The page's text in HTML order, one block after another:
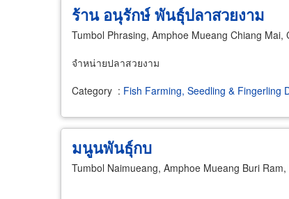
ร้าน อนุรักษ์ พันธุ์ปลาสวยงาม
Tumbol Phrasing, Amphoe Mueang Chiang Mai,
จำหน่ายปลาสวยงาม
Category : Fish Farming, Seedling & Fingerling
มนูนพันธุ์กบ
Tumbol Naimueang, Amphoe Mueang Buri